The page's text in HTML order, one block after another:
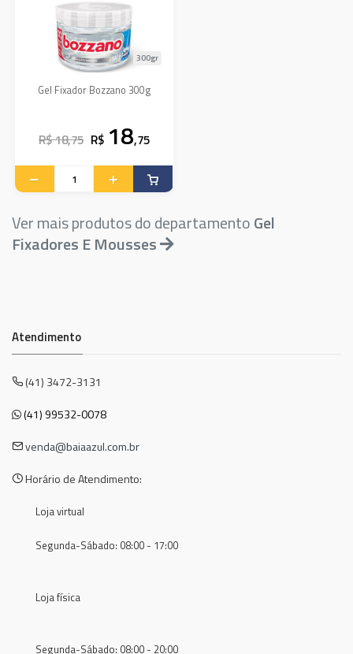
Gel Fixador Bozzano 300g
300gr
R$ 18,75 R$ 18,75
Ver mais produtos do departamentoGel
Fixadores E Mousses
Atendimento
(41) 3472-3131
(41) 99532-0078
venda@baiaazul.com.br
Horário de Atendimento:
Loja virtual
Segunda-Sábado: 08:00 - 17:00
Loja física
Segunda-Sábado: 08:00 - 20:00